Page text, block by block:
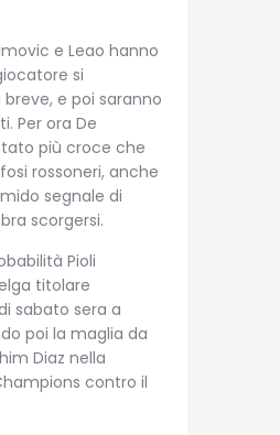
e Leao hanno
si
e poi saranno
Per ora De
più croce che
rossoneri, anche
segnale di
scorgersi.
Pioli
titolare
sabato sera a
poi la maglia da
Diaz nella
contro il